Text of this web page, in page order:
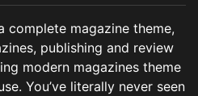
complete magazine theme,
publishing and review
modern magazines theme
You’ve literally never seen